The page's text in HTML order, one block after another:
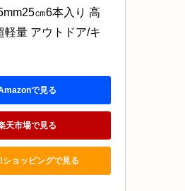
㎝6本入り 高
軽量 アウトドア/キ
で見る
天市場で見る
ショッピングで見る